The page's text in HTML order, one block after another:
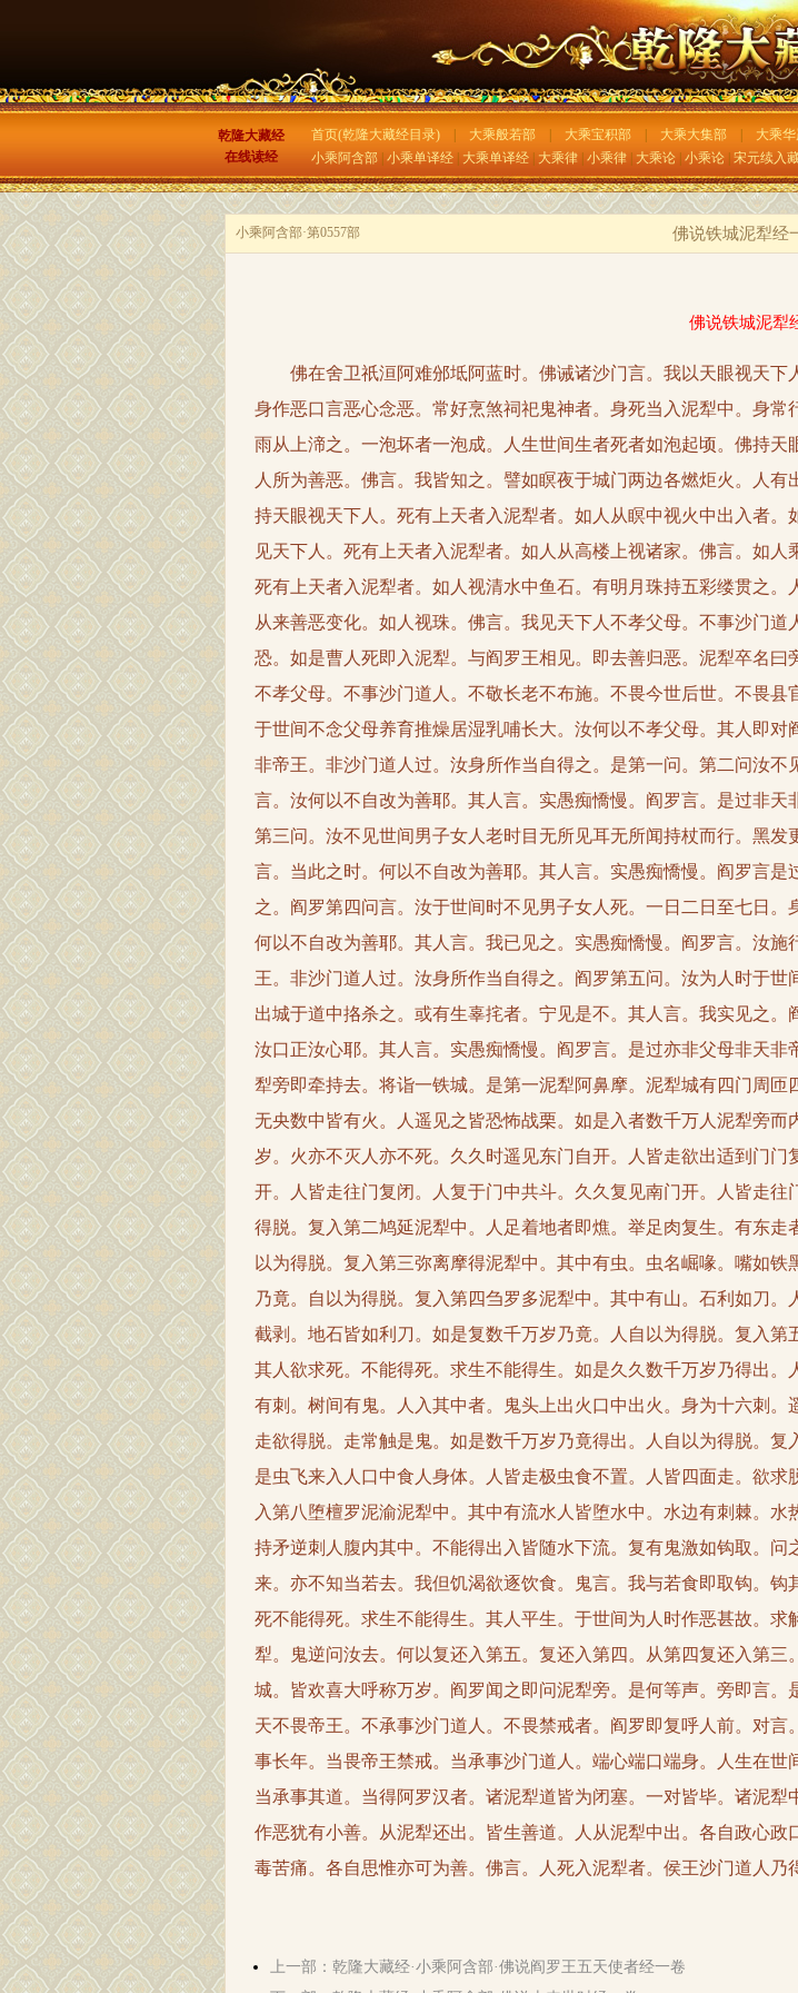
乾隆大藏经
在线读经
首页(乾隆大藏经目录)| 大乘般若部| 大乘宝积部| 大乘大集部| 大乘
小乘阿含部| 小乘单译经| 大乘单译经| 大乘律| 小乘律| 大乘论| 小乘论| 宋元续入
小乘阿含部·第0557部 佛说铁城泥犁经
佛说铁城泥犁
佛在舍卫祇洹阿难邠坻阿蓝时。佛诫诸沙门言。我以天眼视天下
身作恶口言恶心念恶。常好烹煞祠祀鬼神者。身死当入泥犁中。身常
雨从上渧之。一泡坏者一泡成。人生世间生者死者如泡起顷。佛持天
人所为善恶。佛言。我皆知之。譬如瞑夜于城门两边各燃炬火。人
持天眼视天下人。死有上天者入泥犁者。如人从瞑中视火中出入者
见天下人。死有上天者入泥犁者。如人从高楼上视诸家。佛言。如人
死有上天者入泥犁者。如人视清水中鱼石。有明月珠持五彩缕贯之
从来善恶变化。如人视珠。佛言。我见天下人不孝父母。不事沙门
恐。如是曹人死即入泥犁。与阎罗王相见。即去善归恶。泥犁卒名
不孝父母。不事沙门道人。不敬长老不布施。不畏今世后世。不畏
于世间不念父母养育推燥居湿乳哺长大。汝何以不孝父母。其人即
非帝王。非沙门道人过。汝身所作当自得之。是第一问。第二问汝
言。汝何以不自改为善耶。其人言。实愚痴憍慢。阎罗言。是过非
第三问。汝不见世间男子女人老时目无所见耳无所闻持杖而行。黑
言。当此之时。何以不自改为善耶。其人言。实愚痴憍慢。阎罗言
之。阎罗第四问言。汝于世间时不见男子女人死。一日二日至七日。
何以不自改为善耶。其人言。我已见之。实愚痴憍慢。阎罗言。汝
王。非沙门道人过。汝身所作当自得之。阎罗第五问。汝为人时于
出城于道中挌杀之。或有生辜挓者。宁见是不。其人言。我实见之
汝口正汝心耶。其人言。实愚痴憍慢。阎罗言。是过亦非父母非天
犁旁即牵持去。将诣一铁城。是第一泥犁阿鼻摩。泥犁城有四门周
无央数中皆有火。人遥见之皆恐怖战栗。如是入者数千万人泥犁旁
岁。火亦不灭人亦不死。久久时遥见东门自开。人皆走欲出适到门
开。人皆走往门复闭。人复于门中共斗。久久复见南门开。人皆走
得脱。复入第二鸠延泥犁中。人足着地者即燋。举足肉复生。有东
以为得脱。复入第三弥离摩得泥犁中。其中有虫。虫名崛喙。嘴如
乃竟。自以为得脱。复入第四刍罗多泥犁中。其中有山。石利如刀
截剥。地石皆如利刀。如是复数千万岁乃竟。人自以为得脱。复入第
其人欲求死。不能得死。求生不能得生。如是久久数千万岁乃得出
有刺。树间有鬼。人入其中者。鬼头上出火口中出火。身为十六刺
走欲得脱。走常触是鬼。如是数千万岁乃竟得出。人自以为得脱。复
是虫飞来入人口中食人身体。人皆走极虫食不置。人皆四面走。欲
入第八堕檀罗泥渝泥犁中。其中有流水人皆堕水中。水边有刺棘。
持矛逆刺人腹内其中。不能得出入皆随水下流。复有鬼激如钩取。
来。亦不知当若去。我但饥渴欲逐饮食。鬼言。我与若食即取钩。
死不能得死。求生不能得生。其人平生。于世间为人时作恶甚故。
犁。鬼逆问汝去。何以复还入第五。复还入第四。从第四复还入第
城。皆欢喜大呼称万岁。阎罗闻之即问泥犁旁。是何等声。旁即言
天不畏帝王。不承事沙门道人。不畏禁戒者。阎罗即复呼人前。对
事长年。当畏帝王禁戒。当承事沙门道人。端心端口端身。人生在世
当承事其道。当得阿罗汉者。诸泥犁道皆为闭塞。一对皆毕。诸泥
作恶犹有小善。从泥犁还出。皆生善道。人从泥犁中出。各自政心
毒苦痛。各自思惟亦可为善。佛言。人死入泥犁者。侯王沙门道人乃
上一部：乾隆大藏经·小乘阿含部·佛说阎罗王五天使者经一卷